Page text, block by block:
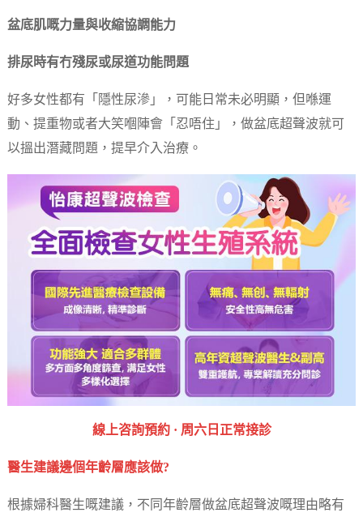
盆底肌嘅力量與收縮協調能力
排尿時有冇殘尿或尿道功能問題
好多女性都有「隱性尿滲」，可能日常未必明顯，但喺運
動、提重物或者大笑嗰陣會「忍唔住」，做盆底超聲波就可
以搵出潛藏問題，提早介入治療。
‎線上咨詢預約 · ‎周六日正常接診
醫生建議邊個年齡層應該做?
根據婦科醫生嘅建議，不同年齡層做盆底超聲波嘅理由略有